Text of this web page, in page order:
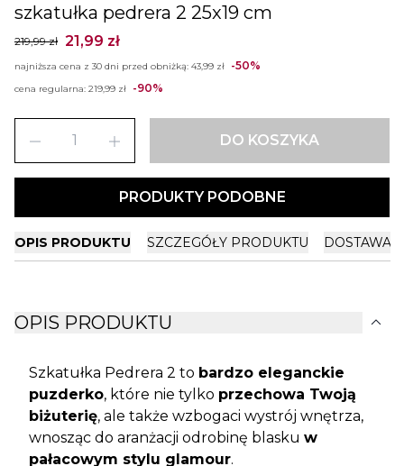
szkatułka pedrera 2 25x19 cm
219,99 zł 21,99 zł
najniższa cena z 30 dni przed obniżką: 43,99 zł -50%
cena regularna: 219,99 zł -90%
remove add DO KOSZYKA
PRODUKTY PODOBNE
OPIS PRODUKTU SZCZEGÓŁY PRODUKTU DOSTAWA
OPIS PRODUKTU expand_more
Szkatułka Pedrera 2 to bardzo eleganckie
puzderko, które nie tylko przechowa Twoją
biżuterię, ale także wzbogaci wystrój wnętrza,
wnosząc do aranżacji odrobinę blasku w
pałacowym stylu glamour.